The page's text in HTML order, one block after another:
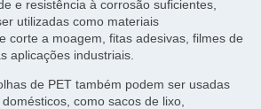
e resistência à corrosão suficientes,
utilizadas como materiais
corte a moagem, fitas adesivas, filmes de
aplicações industriais.
de PET também podem ser usadas
como sacos de lixo,